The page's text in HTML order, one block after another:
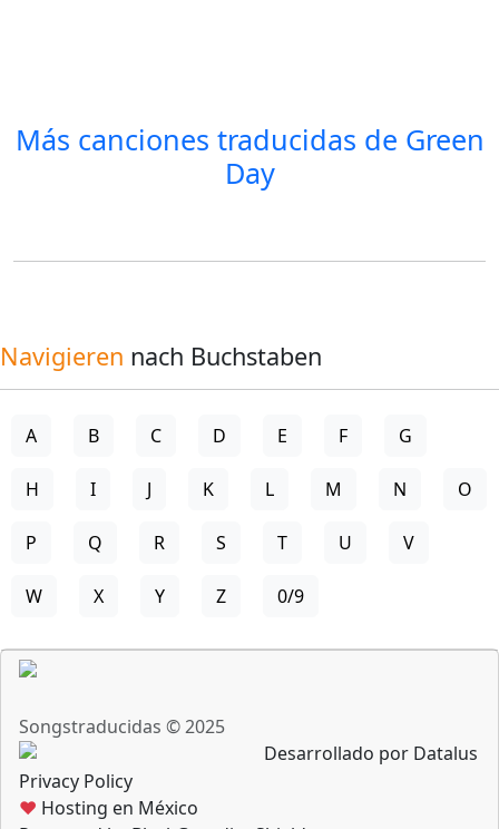
Más canciones traducidas de Green
Day
Navigieren nach Buchstaben
A B C D E F G
H I J K L M N O
P Q R S T U V
W X Y Z 0/9
Songstraducidas © 2025
Desarrollado por Datalus
Privacy Policy
♥ Hosting en México